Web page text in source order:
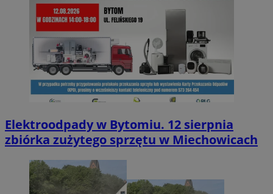
Elektroodpady w Bytomiu. 12 sierpnia
zbiórka zużytego sprzętu w Miechowicach